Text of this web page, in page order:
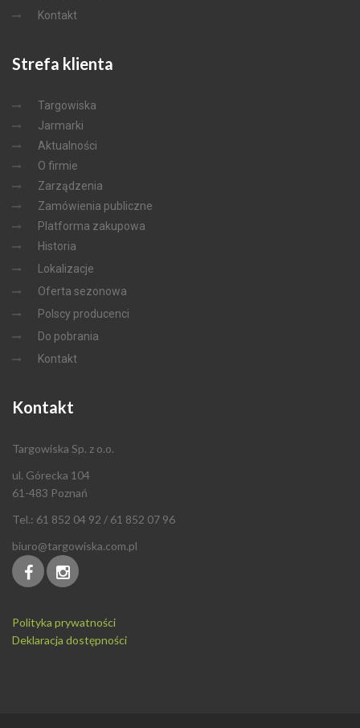
Kontakt
Strefa klienta
Targowiska
Jarmarki
Aktualności
O firmie
Zarządzenia
Zamówienia publiczne
Platforma zakupowa
Historia
Lokalizacje
Oferta sezonowa
Polscy producenci
Do pobrania
Kontakt
Kontakt
Targowiska Sp. z o.o.
ul. Górecka 104
61-483 Poznań
Tel.: 61 852 04 92 / 61 852 07 96
biuro@targowiska.com.pl
Polityka prywatności
Deklaracja dostępności